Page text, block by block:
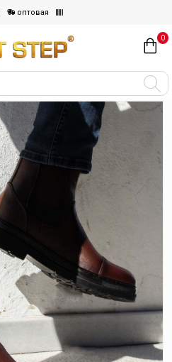
оптовая
0